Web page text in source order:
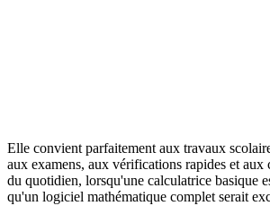
Elle convient parfaitement aux travaux
aux examens, aux vérifications rapides et aux
du quotidien, lorsqu'une calculatrice basique
qu'un logiciel mathématique complet serait